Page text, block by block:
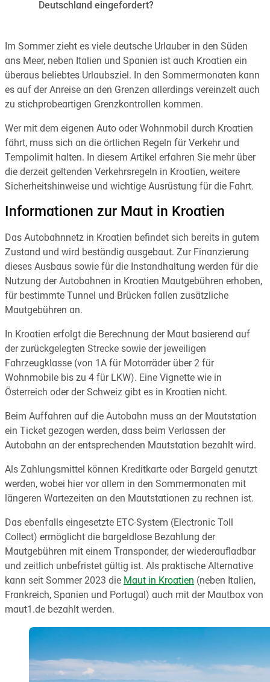
Deutschland eingefordert?
Im Sommer zieht es viele deutsche Urlauber in den Süden
ans Meer, neben Italien und Spanien ist auch Kroatien ein
überaus beliebtes Urlaubsziel. In den Sommermonaten kann
es auf der Anreise an den Grenzen allerdings vereinzelt auch
zu stichprobeartigen Grenzkontrollen kommen.
Wer mit dem eigenen Auto oder Wohnmobil durch Kroatien
fährt, muss sich an die örtlichen Regeln für Verkehr und
Tempolimit halten. In diesem Artikel erfahren Sie mehr über
die derzeit geltenden Verkehrsregeln in Kroatien, weitere
Sicherheitshinweise und wichtige Ausrüstung für die Fahrt.
Informationen zur Maut in Kroatien
Das Autobahnnetz in Kroatien befindet sich bereits in gutem
Zustand und wird beständig ausgebaut. Zur Finanzierung
dieses Ausbaus sowie für die Instandhaltung werden für die
Nutzung der Autobahnen in Kroatien Mautgebühren erhoben,
für bestimmte Tunnel und Brücken fallen zusätzliche
Mautgebühren an.
In Kroatien erfolgt die Berechnung der Maut basierend auf
der zurückgelegten Strecke sowie der jeweiligen
Fahrzeugklasse (von 1A für Motorräder über 2 für
Wohnmobile bis zu 4 für LKW). Eine Vignette wie in
Österreich oder der Schweiz gibt es in Kroatien nicht.
Beim Auffahren auf die Autobahn muss an der Mautstation
ein Ticket gezogen werden, dass beim Verlassen der
Autobahn an der entsprechenden Mautstation bezahlt wird.
Als Zahlungsmittel können Kreditkarte oder Bargeld genutzt
werden, wobei hier vor allem in den Sommermonaten mit
längeren Wartezeiten an den Mautstationen zu rechnen ist.
Das ebenfalls eingesetzte ETC-System (Electronic Toll
Collect) ermöglicht die bargeldlose Bezahlung der
Mautgebühren mit einem Transponder, der wiederaufladbar
und zeitlich unbefristet gültig ist. Als praktische Alternative
kann seit Sommer 2023 die Maut in Kroatien (neben Italien,
Frankreich, Spanien und Portugal) auch mit der Mautbox von
maut1.de bezahlt werden.